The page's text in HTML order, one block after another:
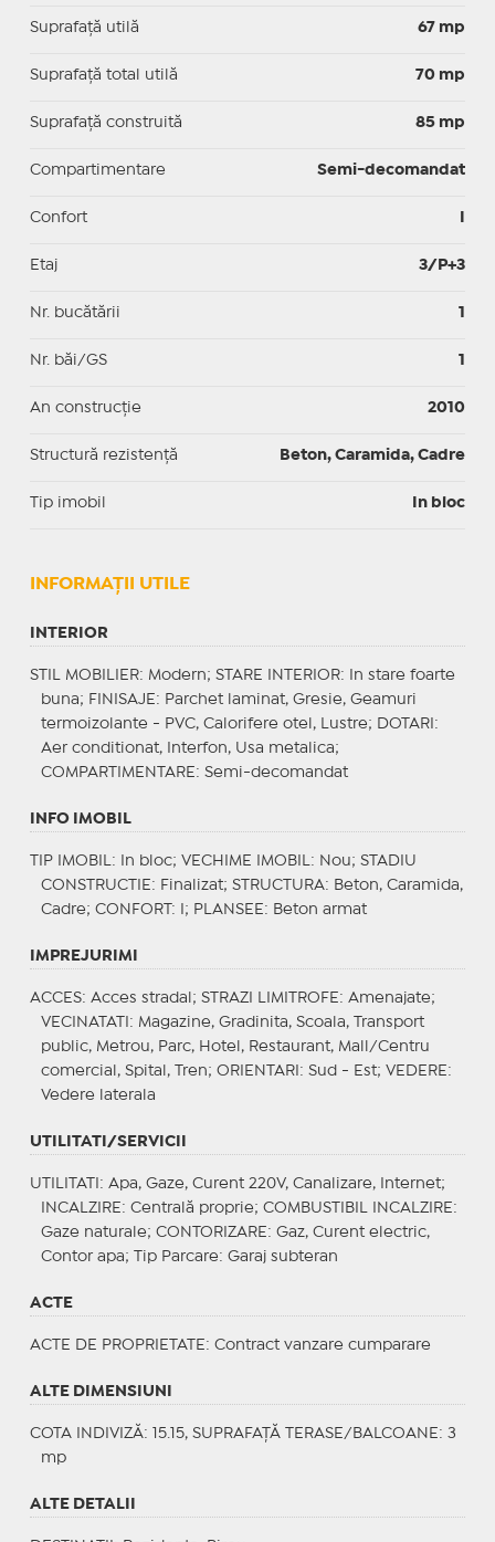
Suprafaţă utilă 67 mp
Suprafaţă total utilă 70 mp
Suprafaţă construită 85 mp
Compartimentare Semi-decomandat
Confort
Etaj 3/P+3
Nr. bucătării 1
Nr. băi/GS 1
An construcție 2010
Structură rezistență Beton, Caramida, Cadre
Tip imobil In bloc
INFORMAŢII UTILE
INTERIOR
STIL MOBILIER: Modern; STARE INTERIOR: In stare foarte
buna; FINISAJE : Parchet laminat, Gresie, Geamuri
termoizolante - PVC, Calorifere otel, Lustre;
DOTARI :
Aer conditionat, Interfon, Usa metalica;
COMPARTIMENTARE : Semi-decomandat
INFO IMOBIL
TIP IMOBIL : In bloc; VECHIME IMOBIL : Nou; STADIU
CONSTRUCTIE : Finalizat; STRUCTURA: Beton, Caramida,
Cadre; CONFORT : I; PLANSEE : Beton armat
IMPREJURIMI
ACCES: Acces stradal; STRAZI LIMITROFE : Amenajate;
VECINATATI : Magazine, Gradinita, Scoala, Transport
public, Metrou, Parc, Hotel, Restaurant, Mall/Centru
comercial, Spital, Tren; ORIENTARI : Sud - Est; VEDERE :
Vedere laterala
UTILITATI/SERVICII
UTILITATI : Apa, Gaze, Curent 220V, Canalizare, Internet;
INCALZIRE : Centrală proprie; COMBUSTIBIL INCALZIRE :
Gaze naturale; CONTORIZARE : Gaz, Curent electric,
Contor apa;
Tip Parcare: Garaj subteran
ACTE
ACTE DE PROPRIETATE : Contract vanzare cumparare
ALTE DIMENSIUNI
COTA INDIVIZĂ: 15.15, SUPRAFAȚĂ TERASE/BALCOANE: 3
mp
ALTE DETALII